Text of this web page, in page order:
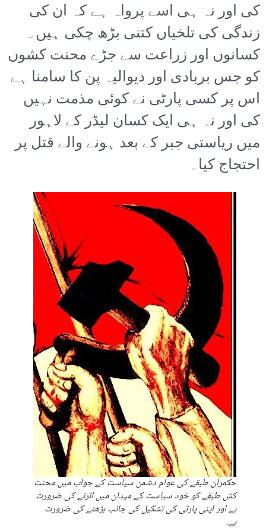
کی اور نہ ہی اسے پرواہ ہے کہ ان کی
زندگی کی تلخیاں کتنی بڑھ چکی ہیں۔
کسانوں اور زراعت سے جڑے محنت کشوں
کو جس بربادی اور دیوالیہ پن کا سامنا ہے
اس پر کسی پارٹی نے کوئی مذمت نہیں
کی اور نہ ہی ایک کسان لیڈر کے لاہور
میں ریاستی جبر کے بعد ہونے والے قتل پر
احتجاج کیا۔
حکمران طبقے کی عوام دشمن سیاست کے جواب میں محنت
کش طبقے کو خود سیاست کے میدان میں اترنے کی ضرورت
ہے اور اپنی پارٹی کی تشکیل کی جانب بڑھنے کی ضرورت
ہے۔